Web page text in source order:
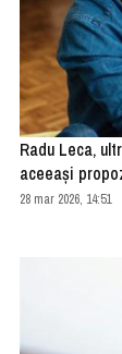
Radu Leca,
aceeași
28 mar 2026, 14:51